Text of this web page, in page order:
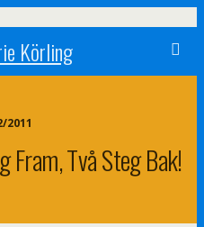
Körling
2011
Fram, Två Steg Bak!